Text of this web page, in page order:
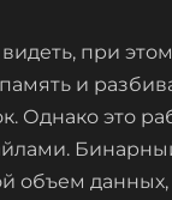
при
и
Однако это
объем